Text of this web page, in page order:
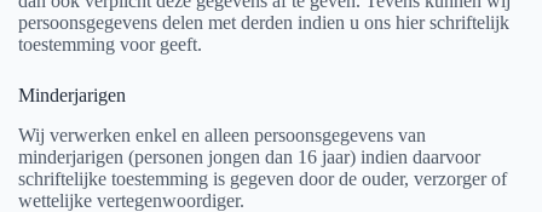
persoonsgegevens delen met derden indien u ons hier schriftelijk
toestemming voor geeft.
Minderjarigen
Wij verwerken enkel en alleen persoonsgegevens van
minderjarigen (personen jongen dan 16 jaar) indien daarvoor
schriftelijke toestemming is gegeven door de ouder, verzorger of
wettelijke vertegenwoordiger.